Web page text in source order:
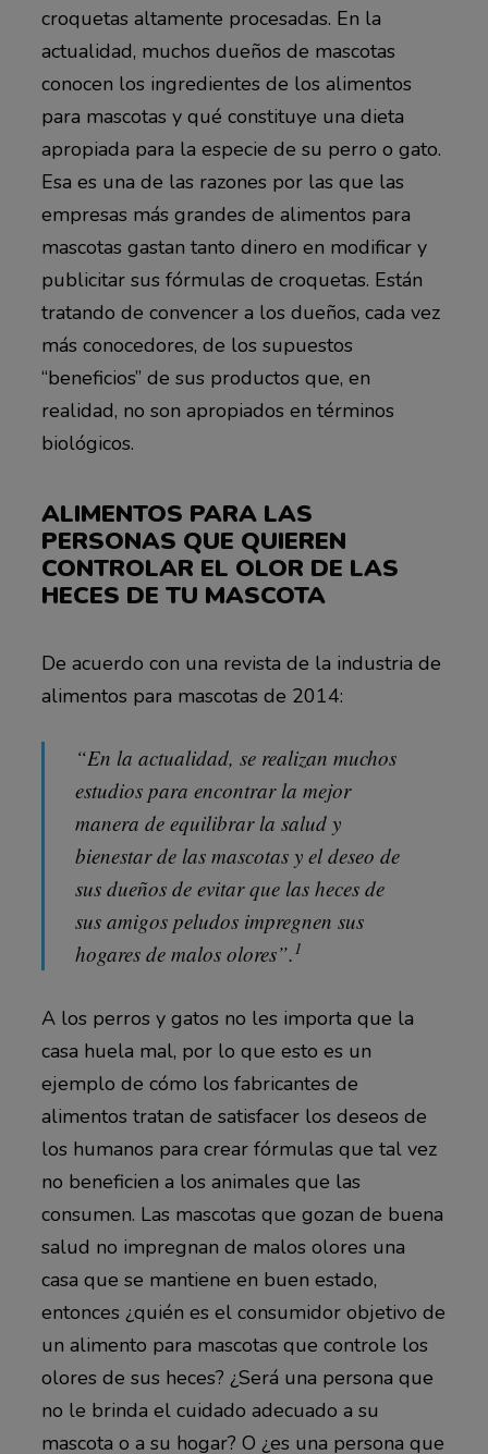
croquetas altamente procesadas. En la
actualidad, muchos dueños de mascotas
conocen los ingredientes de los alimentos
para mascotas y qué constituye una dieta
apropiada para la especie de su perro o gato.
Esa es una de las razones por las que las
empresas más grandes de alimentos para
mascotas gastan tanto dinero en modificar y
publicitar sus fórmulas de croquetas. Están
tratando de convencer a los dueños, cada vez
más conocedores, de los supuestos
“beneficios” de sus productos que, en
realidad, no son apropiados en términos
biológicos.
ALIMENTOS PARA LAS
PERSONAS QUE QUIEREN
CONTROLAR EL OLOR DE LAS
HECES DE TU MASCOTA
De acuerdo con una revista de la industria de
alimentos para mascotas de 2014:
“En la actualidad, se realizan muchos
estudios para encontrar la mejor
manera de equilibrar la salud y
bienestar de las mascotas y el deseo de
sus dueños de evitar que las heces de
sus amigos peludos impregnen sus
hogares de malos olores”.1
A los perros y gatos no les importa que la
casa huela mal, por lo que esto es un
ejemplo de cómo los fabricantes de
alimentos tratan de satisfacer los deseos de
los humanos para crear fórmulas que tal vez
no beneficien a los animales que las
consumen. Las mascotas que gozan de buena
salud no impregnan de malos olores una
casa que se mantiene en buen estado,
entonces ¿quién es el consumidor objetivo de
un alimento para mascotas que controle los
olores de sus heces? ¿Será una persona que
no le brinda el cuidado adecuado a su
mascota o a su hogar? O ¿es una persona que